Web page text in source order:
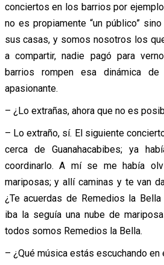
conciertos en los barrios por
no es propiamente “un público”
sus casas, y somos nosotros los
a compartir, nadie pagó para
barrios rompen esa dinámica
apasionante.
– ¿Lo extrañas, ahora que no es
– Lo extraño, sí. El siguiente
cerca de Guanahacabibes; ya
coordinarlo. A mí se me había
mariposas; y allí caminas y te van
¿Te acuerdas de Remedios la
iba la seguía una nube de
todos somos Remedios la Bella.
– ¿Qué música estás escuchando